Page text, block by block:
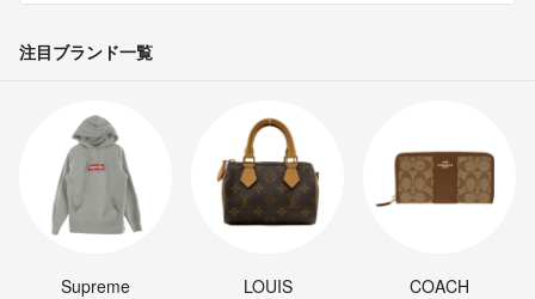
注目ブランド一覧
Supreme
LOUIS
COACH